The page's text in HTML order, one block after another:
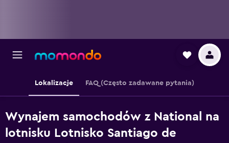
Lokalizacje FAQ (Często zadawane pytania)
Wynajem samochodów z National na
lotnisku Lotnisko Santiago de